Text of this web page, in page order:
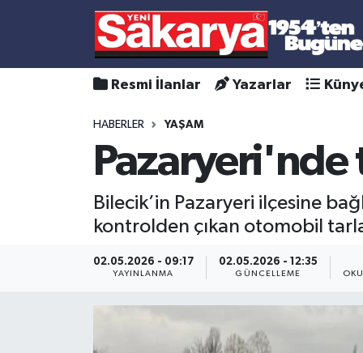
Resmi İlanlar Yazarlar
HABERLER YAŞAM
Pazaryeri'nde
Bilecik’in Pazaryeri ilçesine
kontrolden çıkan otomobil
02.05.2026 - 09:17
YAYINLANMA
02.05.2026 - 12:35
GÜNCELLEME